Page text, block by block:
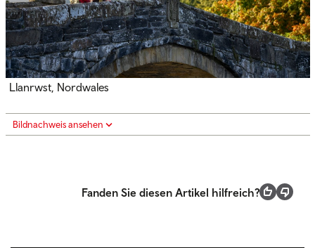
Llanrwst, Nordwales
Bildnachweis ansehen
Fanden Sie diesen Artikel hilfreich?